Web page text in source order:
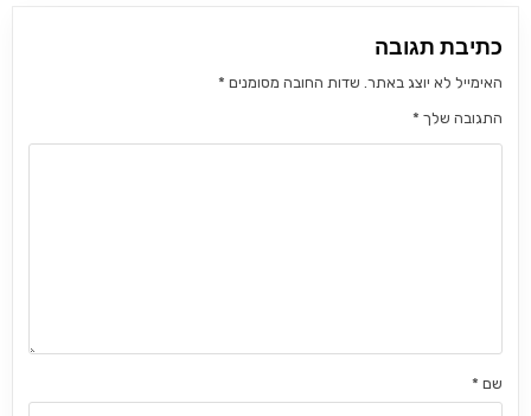
כתיבת תגובה
האימייל לא יוצג באתר. שדות החובה מסומנים *
התגובה שלך *
שם *